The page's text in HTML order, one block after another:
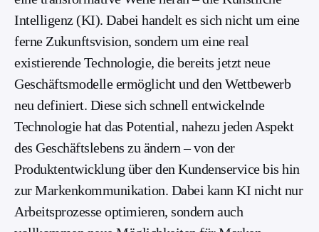
Intelligenz (KI). Dabei handelt es sich nicht um eine
ferne Zukunftsvision, sondern um eine real
existierende Technologie, die bereits jetzt neue
Geschäftsmodelle ermöglicht und den Wettbewerb
neu definiert. Diese sich schnell entwickelnde
Technologie hat das Potential, nahezu jeden Aspekt
des Geschäftslebens zu ändern – von der
Produktentwicklung über den Kundenservice bis hin
zur Markenkommunikation. Dabei kann KI nicht nur
Arbeitsprozesse optimieren, sondern auch